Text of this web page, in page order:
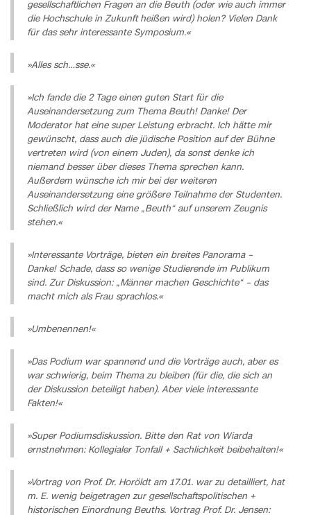
gesellschaftlichen Fragen an die Beuth (oder wie auch immer
die Hochschule in Zukunft heißen wird) holen? Vielen Dank
für das sehr interessante Symposium.«
»Alles sch…sse.«
»Ich fande die 2 Tage einen guten Start für die
Auseinandersetzung zum Thema Beuth! Danke! Der
Moderator hat eine super Leistung erbracht. Ich hätte mir
gewünscht, dass auch die jüdische Position auf der Bühne
vertreten wird (von einem Juden), da sonst denke ich
niemand besser über dieses Thema sprechen kann.
Außerdem wünsche ich mir bei der weiteren
Auseinandersetzung eine größere Teilnahme der Studenten.
Schließlich wird der Name „Beuth“ auf unserem Zeugnis
stehen.«
»Interessante Vorträge, bieten ein breites Panorama –
Danke! Schade, dass so wenige Studierende im Publikum
sind. Zur Diskussion: „Männer machen Geschichte“ – das
macht mich als Frau sprachlos.«
»Umbenennen!«
»Das Podium war spannend und die Vorträge auch, aber es
war schwierig, beim Thema zu bleiben (für die, die sich an
der Diskussion beteiligt haben). Aber viele interessante
Fakten!«
»Super Podiumsdiskussion. Bitte den Rat von Wiarda
ernstnehmen: Kollegialer Tonfall + Sachlichkeit beibehalten!«
»Vortrag von Prof. Dr. Horöldt am 17.01. war zu detailliert, hat
m. E. wenig beigetragen zur gesellschaftspolitischen +
historischen Einordnung Beuths. Vortrag Prof. Dr. Jensen: